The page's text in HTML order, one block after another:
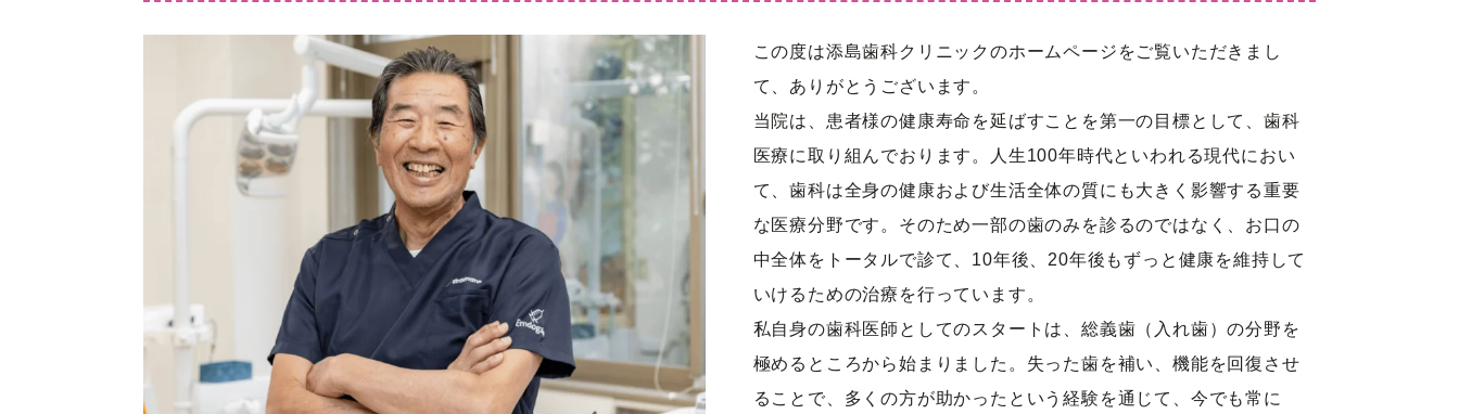
小児歯科
睡眠時無呼吸症候群
セカンドオピニオン外
来
訪問診療
この度は添島歯科クリニックのホームページをご覧いただきまし
て、ありがとうございます。
当院は、患者様の健康寿命を延ばすことを第一の目標として、歯科
医療に取り組んでおります。人生100年時代といわれる現代におい
て、歯科は全身の健康および生活全体の質にも大きく影響する重要
な医療分野です。そのため一部の歯のみを診るのではなく、お口の
中全体をトータルで診て、10年後、20年後もずっと健康を維持して
いけるための治療を行っています。
私自身の歯科医師としてのスタートは、総義歯（入れ歯）の分野を
極めるところから始まりました。失った歯を補い、機能を回復させ
ることで、多くの方が助かったという経験を通じて、今でも常に